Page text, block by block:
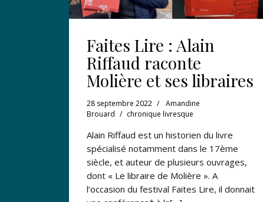
Faites Lire : Alain
Riffaud raconte
Molière et ses libraires
28 septembre 2022
Amandine
Brouard
chronique livresque
Alain Riffaud est un historien du livre
spécialisé notamment dans le 17ème
siècle, et auteur de plusieurs ouvrages,
dont « Le libraire de Molière ». A
l’occasion du festival Faites Lire, il donnait